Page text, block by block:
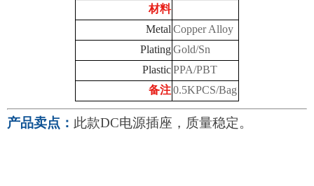
材料
Metal Copper Alloy
PlatingGold/Sn
PlasticPPA/PBT
备注0.5KPCS/Bag
产品卖点： 此款DC电源插座，质量稳定。